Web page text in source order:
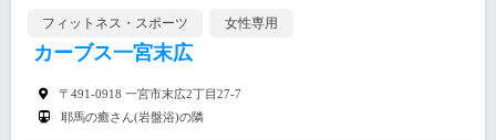
フィットネス・スポーツ 女性専用
カーブス一宮末広
〒491-0918 一宮市末広2丁目27-7
耶馬の癒さん(岩盤浴)の隣